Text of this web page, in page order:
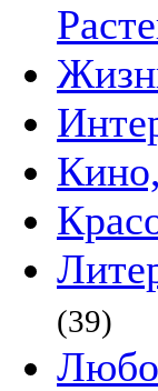
(39)